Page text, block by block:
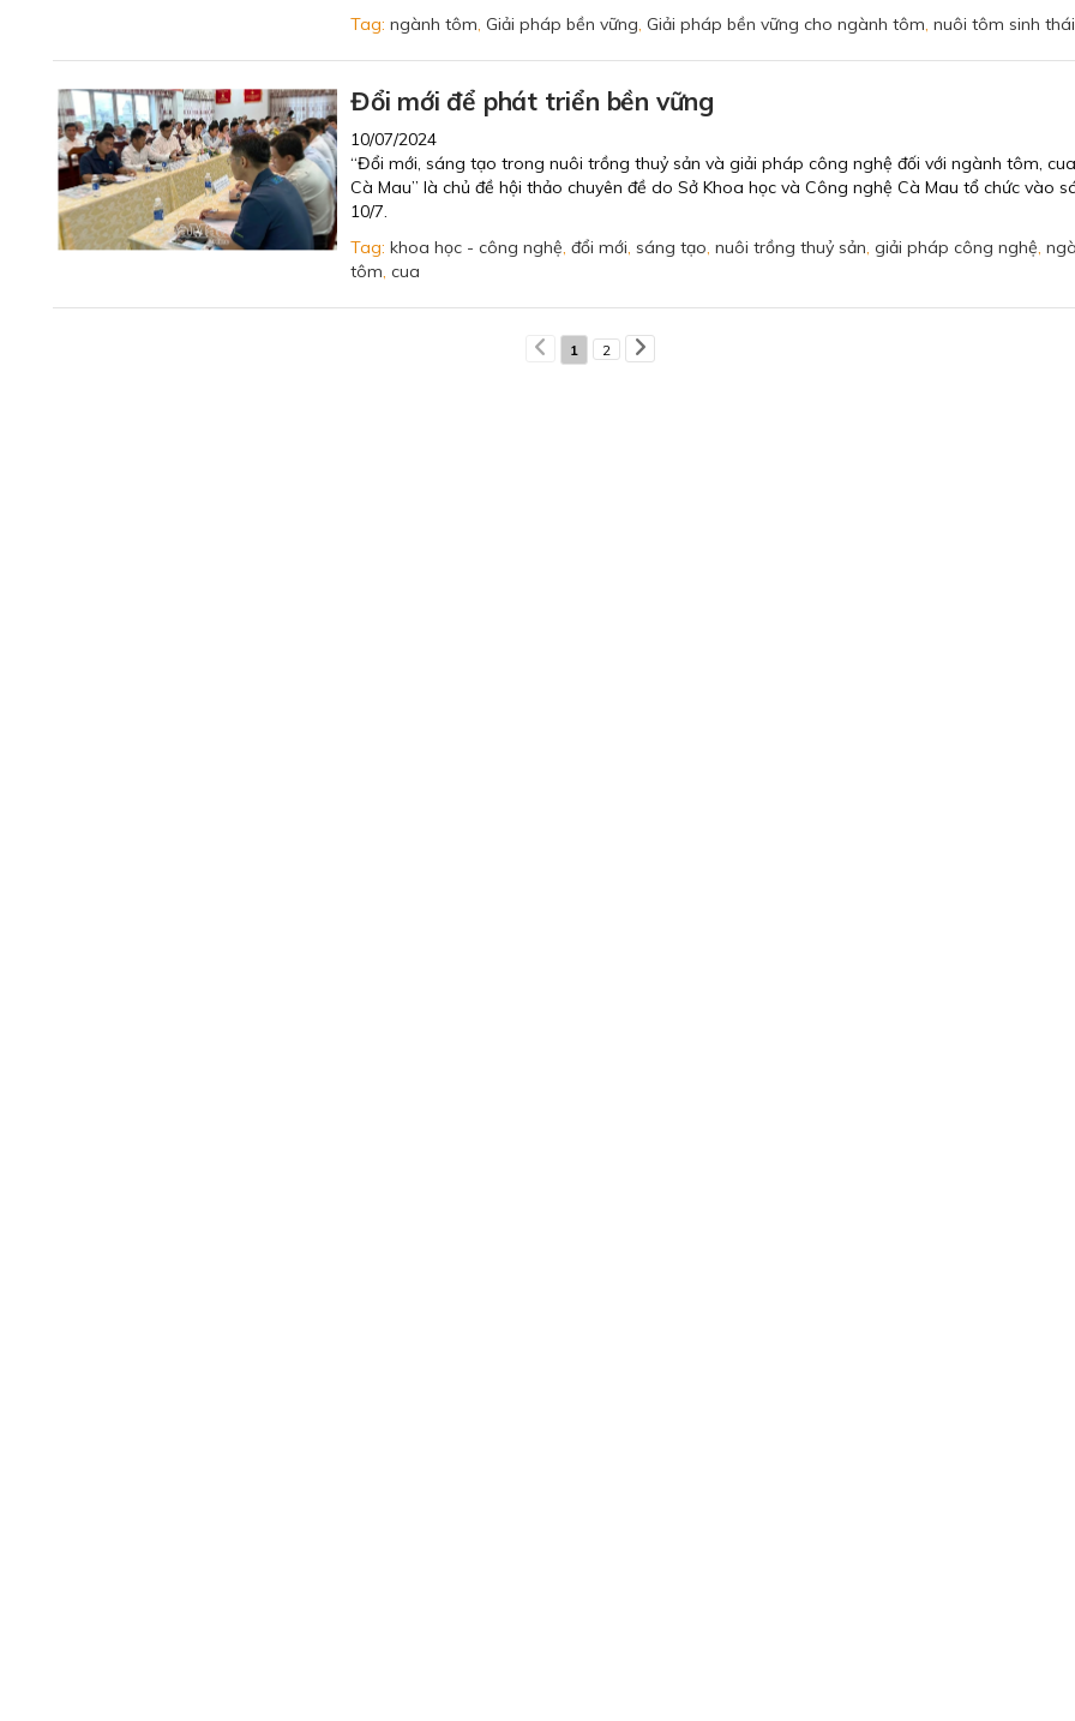
Tag: ngành tôm, Giải pháp bền vững, Giải pháp bền vững cho ngành tôm, nuôi tôm sinh thái
Đổi mới để phát triển bền vững
10/07/2024
“Đổi mới, sáng tạo trong nuôi trồng thuỷ sản và giải pháp công nghệ đối với ngành tôm,
Cà Mau” là chủ đề hội thảo chuyên đề do Sở Khoa học và Công nghệ Cà Mau tổ chức vào
10/7.
Tag: khoa học - công nghệ, đổi mới, sáng tạo, nuôi trồng thuỷ sản, giải pháp công nghệ,
tôm, cua
1 2